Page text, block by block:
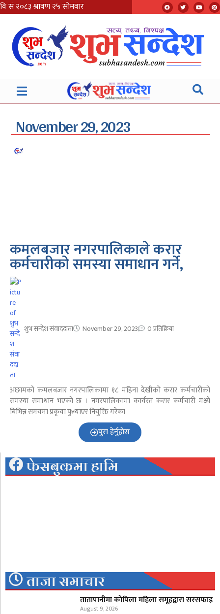
November 29, 2023
कमलबजार नगरपालिकाले करार
कर्मचारीको समस्या समाधान गर्ने,
शुभ सन्देश संवाददाता November 29, 2023 0 प्रतिक्रिया
अछामको कमलबजार नगरपालिकामा १८ महिना देखीको करार कर्मचारीको
समस्या समाधान भएको छ । नगरपालिकामा कार्यरत करार कर्मचारी मध्ये
बिभिन्न समयमा प्रकृया पु¥याएर नियुक्ति गरेका
पुरा हेर्नुहोस
फेसबुकमा हामि
ताजा समाचार
तातापानीमा कोपिला महिला समूहद्वारा सरसफाइ
August 9, 2026